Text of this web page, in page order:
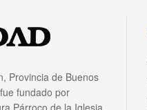
Provincia de Buenos
fundado por
Párroco de la Iglesia